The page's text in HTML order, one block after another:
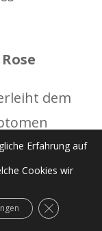
dem
der
mehr
Erfahrung auf
Cookies wir
GDPR